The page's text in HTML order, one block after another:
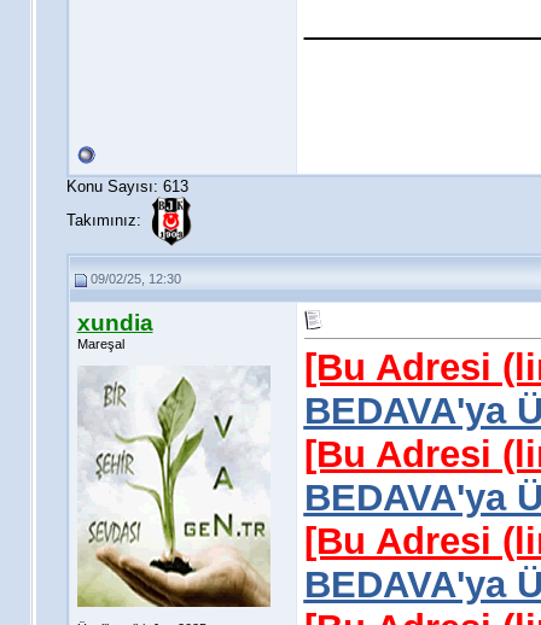
Konu Sayısı: 613
Takımınız:
09/02/25, 12:30
xundia
Mareşal
[Bu Adresi
BEDAVA'ya
[Bu Adresi
BEDAVA'ya
[Bu Adresi
BEDAVA'ya